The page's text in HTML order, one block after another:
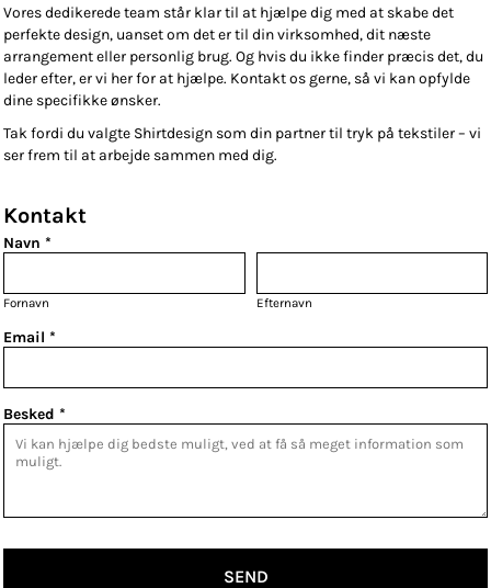
Vores dedikerede team står klar til at hjælpe dig med at skabe det
perfekte design, uanset om det er til din virksomhed, dit næste
arrangement eller personlig brug. Og hvis du ikke finder præcis det, du
leder efter, er vi her for at hjælpe. Kontakt os gerne, så vi kan opfylde
dine specifikke ønsker.
Tak fordi du valgte Shirtdesign som din partner til tryk på tekstiler – vi
ser frem til at arbejde sammen med dig.
Kontakt
Navn *
Fornavn Efternavn
Email *
Besked *
SEND